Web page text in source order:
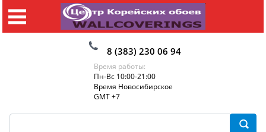
8 (383) 230 06 94
Время работы:
Пн-Вс 10:00-21:00
Время Новосибирское
GMT +7